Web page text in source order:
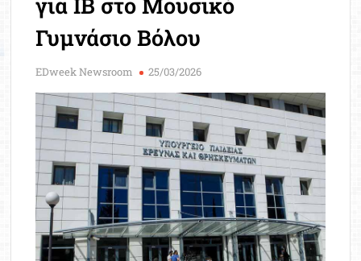
Γυμνάσιο Βόλου
EDweek Newsroom 25/03/2026